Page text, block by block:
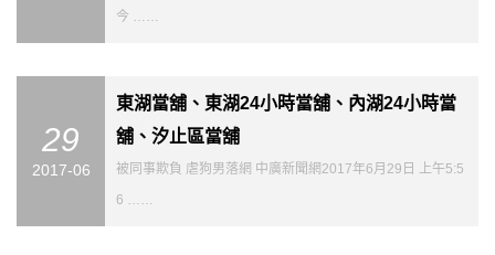
今 ……
29
2017-06
東湖當舖、東湖24小時當舖、內湖24小時當
舖、汐止區當舖
被同事欺負 虐狗男落網 中廣新聞網2017年6月29日 上午5:5
6 ……